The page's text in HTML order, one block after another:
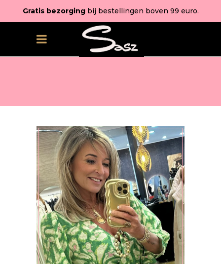
Gratis bezorgingbij bestellingen boven 99 euro.